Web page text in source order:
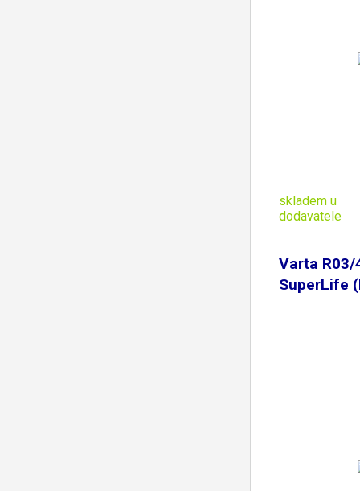
skladem u
dodavatele
Varta R03/
SuperLife